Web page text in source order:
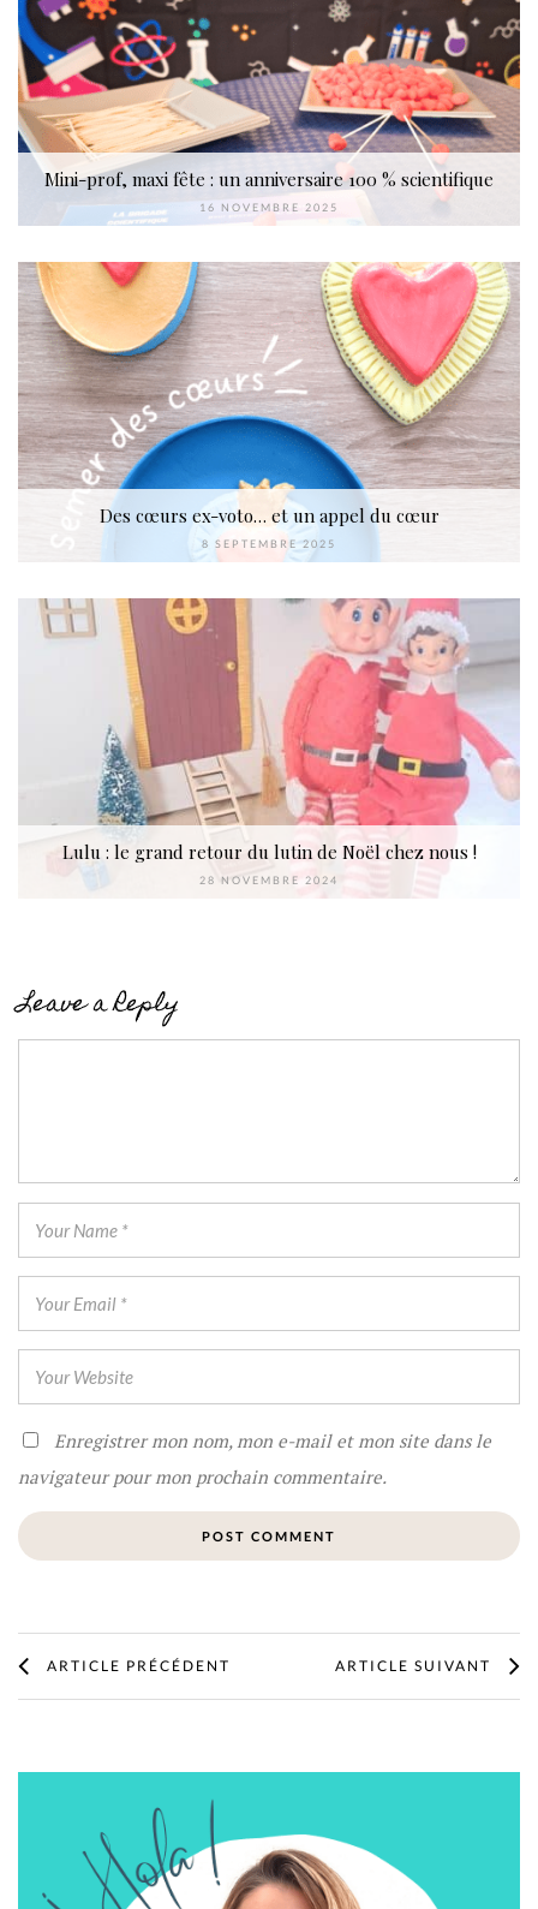
Mini-prof, maxi fête : un anniversaire 100 % scientifique
16 NOVEMBRE 2025
Des cœurs ex-voto… et un appel du cœur
8 SEPTEMBRE 2025
Lulu : le grand retour du lutin de Noël chez nous !
28 NOVEMBRE 2024
Leave a Reply
Enregistrer mon nom, mon e-mail et mon site dans le
navigateur pour mon prochain commentaire.
ARTICLE PRÉCÉDENT ARTICLE SUIVANT